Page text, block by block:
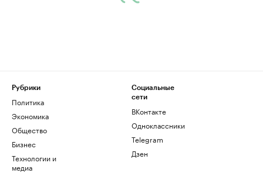
Рубрики
Политика
Экономика
Общество
Бизнес
Технологии и
медиа
Социальные
сети
ВКонтакте
Одноклассники
Telegram
Дзен